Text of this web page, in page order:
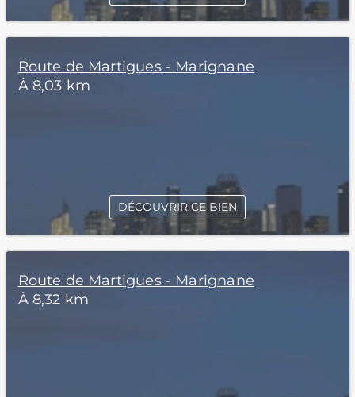
Route de Martigues - Marignane
À 8,03 km
DÉCOUVRIR CE BIEN
Route de Martigues - Marignane
À 8,32 km